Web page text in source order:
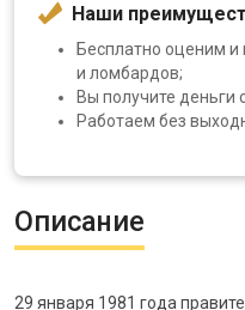
Наши
Бесплатно оценим
и ломбардов;
Вы получите деньги
Работаем без
Описание
29 января 1981 года